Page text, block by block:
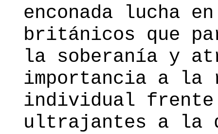
enconada lucha
británicos que
la soberanía y
importancia a la
individual frente
ultrajantes a la